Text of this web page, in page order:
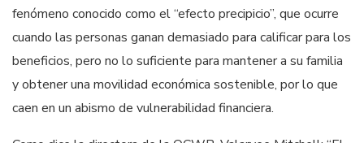
fenómeno conocido como el “efecto precipicio”, que ocurre
cuando las personas ganan demasiado para calificar para los
beneficios, pero no lo suficiente para mantener a su familia
y obtener una movilidad económica sostenible, por lo que
caen en un abismo de vulnerabilidad financiera.